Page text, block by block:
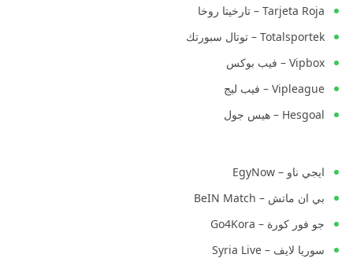
Tarjeta Roja – تارخيتا روخا
Totalsportek – توتال سبورتك
Vipbox – فيب بوكس
Vipleague – فيب ليج
Hesgoal – هيس جول
ايجي ناو – EgyNow
بي ان ماتش – BeIN Match
جو فور كورة – Go4Kora
سوريا لايف – Syria Live